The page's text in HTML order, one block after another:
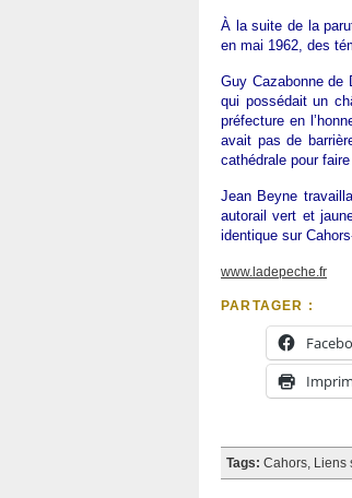
À la suite de la
en mai 1962, des
Guy Cazabonne de
qui possédait un
préfecture en
avait pas de
cathédrale pour
Jean Beyne
autorail vert et
identique sur
www.ladepeche.fr
PARTAGER :
Tags: Cahors, Liens